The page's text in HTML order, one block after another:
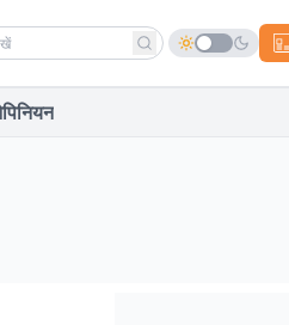
news